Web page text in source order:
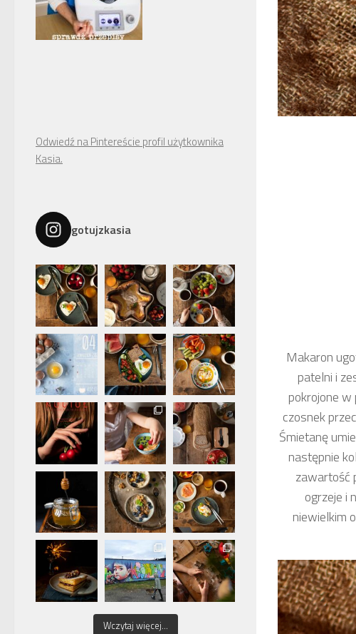
Makaron
patelni i
pokrojone w
czosnek
Śmietanę
następnie
zawartość
ogrzeje i
niewielkim
Odwiedź na Pintereście profil użytkownika
Kasia.
gotujzkasia
Wczytaj więcej...